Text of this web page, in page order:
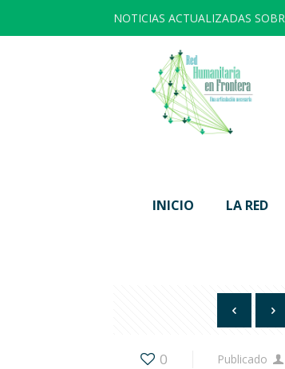
NOTICIAS ACTUALIZADAS
INICIO LA RED
0 Publicado